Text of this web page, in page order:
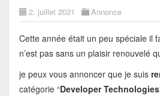
2. juillet 2021 Annonce
Cette année était un peu spéciale il
n’est pas sans un plaisir renouvelé
je peux vous annoncer que je suis
catégorie “Developer Technologies